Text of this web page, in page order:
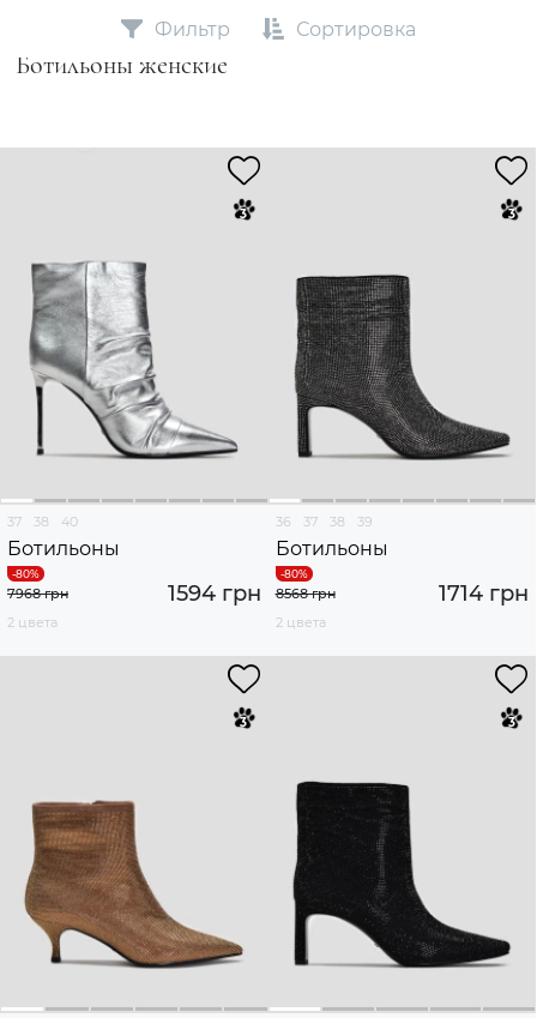
Ботильоны женские
Фильтр Сортировка
37 38 40
Ботильоны
1594 грн
7968 грн
2 цвета
36 37 38 39
Ботильоны
1714 грн
8568 грн
2 цвета